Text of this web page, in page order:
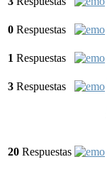
0 Respuestas
1 Respuestas
3 Respuestas
20 Respuestas